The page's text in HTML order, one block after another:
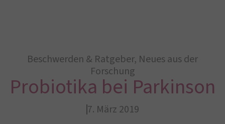
Beschwerden & Ratgeber, Neues aus der
Forschung
Probiotika bei Parkinson
7. März 2019